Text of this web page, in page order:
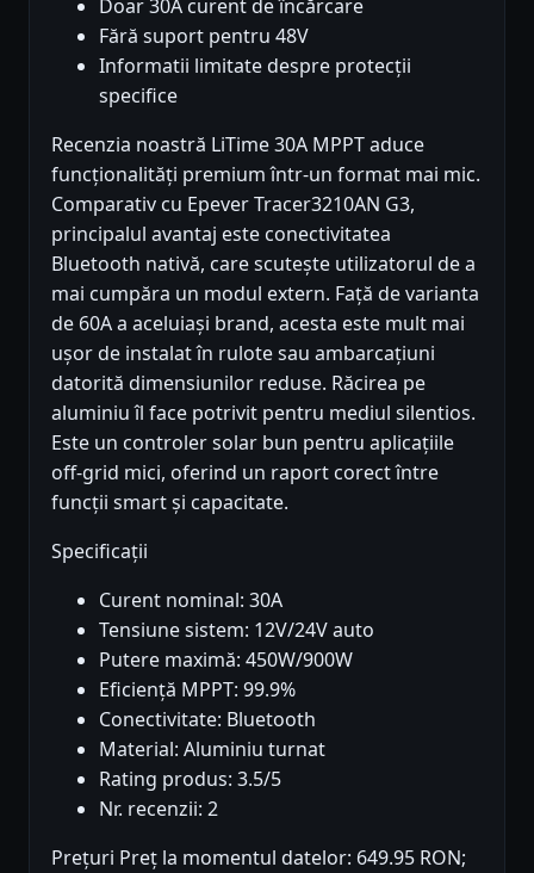
Doar 30A curent de încărcare
Fără suport pentru 48V
Informatii limitate despre protecții
specifice
Recenzia noastră LiTime 30A MPPT aduce
funcționalități premium într-un format mai mic.
Comparativ cu Epever Tracer3210AN G3,
principalul avantaj este conectivitatea
Bluetooth nativă, care scutește utilizatorul de a
mai cumpăra un modul extern. Față de varianta
de 60A a aceluiași brand, acesta este mult mai
ușor de instalat în rulote sau ambarcațiuni
datorită dimensiunilor reduse. Răcirea pe
aluminiu îl face potrivit pentru mediul silentios.
Este un controler solar bun pentru aplicațiile
off-grid mici, oferind un raport corect între
funcții smart și capacitate.
Specificații
Curent nominal: 30A
Tensiune sistem: 12V/24V auto
Putere maximă: 450W/900W
Eficiență MPPT: 99.9%
Conectivitate: Bluetooth
Material: Aluminiu turnat
Rating produs: 3.5/5
Nr. recenzii: 2
Prețuri Preț la momentul datelor: 649.95 RON;